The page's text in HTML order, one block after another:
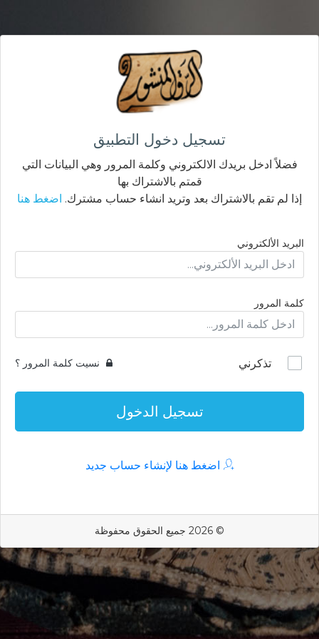
تسجيل دخول التطبيق
فضلاً ادخل بريدك الالكتروني وكلمة المرور وهي البيانات التي
قمتم بالاشتراك بها
إذا لم تقم بالاشتراك بعد وتريد انشاء حساب مشترك. اضغط هنا
البريد الألكتروني
كلمة المرور
تذكرني نسيت كلمة المرور ؟
تسجيل الدخول
اضغط هنا لإنشاء حساب جديد
© 2026 جميع الحقوق محفوظة